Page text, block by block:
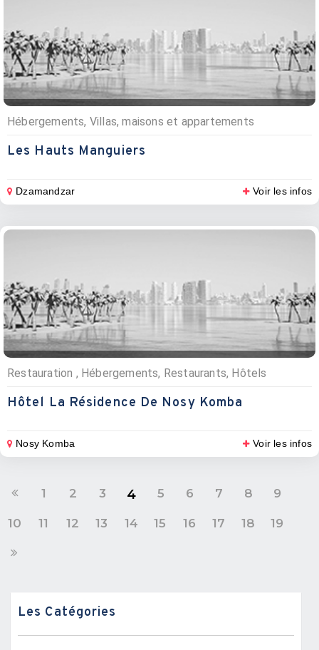
Hébergements, Villas, maisons et appartements
Les Hauts Manguiers
Dzamandzar Voir les infos
Restauration , Hébergements, Restaurants, Hôtels
Hôtel La Résidence De Nosy Komba
Nosy Komba Voir les infos
1 2 3 4 5 6 7 8 9
10 11 12 13 14 15 16 17 18 19
Les Catégories